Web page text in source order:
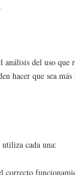
del uso
hacer que sea
cada una:
correcto